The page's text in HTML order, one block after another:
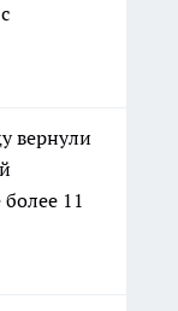
вернули
11